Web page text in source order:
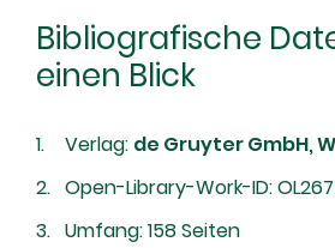
Bibliografische
einen Blick
Verlag: de Gruyter GmbH,
Open-Library-Work-ID:
Umfang: 158 Seiten